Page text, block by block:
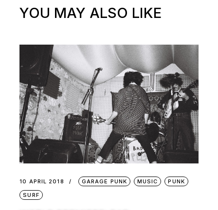
YOU MAY ALSO LIKE
10 APRIL 2018 GARAGE PUNK MUSIC
PUNK
SURF